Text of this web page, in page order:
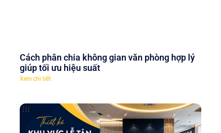
Cách phân chia không gian văn phòng hợp lý
giúp tối ưu hiệu suất
Xem chi tiết